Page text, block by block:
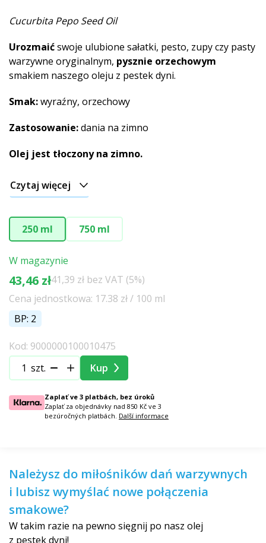
Cucurbita Pepo Seed Oil
Urozmaićswoje ulubione sałatki, pesto, zupy czy pasty
warzywne oryginalnym, pysznie orzechowym
smakiem naszego oleju z pestek dyni.
Smak:wyraźny, orzechowy
Zastosowanie:dania na zimno
Olej jest tłoczony na zimno.
Czytaj więcej
250 ml 750 ml
W magazynie
43,46 zł41,39 zł bez VAT (5%)
Cena jednostkowa: 17.38 zł / 100 ml
BP: 2
Kod: 9000000100010475
szt.
Kup
Zaplať ve 3 platbách, bez úroků
Zaplať za objednávky nad 850 Kč ve 3
bezúročných platbách. Další informace
Należysz do miłośników dań warzywnych
i lubisz wymyślać nowe połączenia
smakowe?
W takim razie na pewno sięgnij po nasz olej
z pestek dyni!